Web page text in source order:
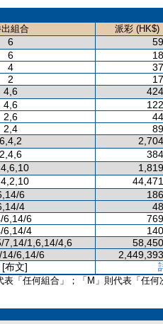
出組合
派彩 (HK$)
6
6
4
2
4,6
4,6
2,6
2,4
6,4,2
2,4,6
6
4
6,14/6
6,14/4
7,14/1,6,14/4,6
6,14/6
[布文]
「任何組合」；「M」則代表「任何